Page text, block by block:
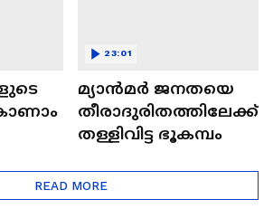
മ്യാൻമർ ജനതയെ
തീരാദുരിതത്തിലേക്ക്
തള്ളിവിട്ട ഭൂകമ്പം
23:01
READ MORE